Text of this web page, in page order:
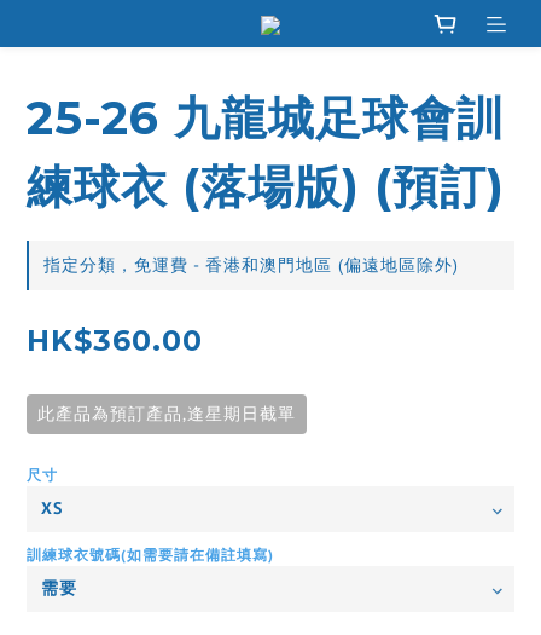
25-26 九龍城足球會訓
練球衣 (落場版) (預訂)
指定分類，免運費 - 香港和澳門地區 (偏遠地區除外)
HK$360.00
此產品為預訂產品,逢星期日截單
尺寸
訓練球衣號碼(如需要請在備註填寫)